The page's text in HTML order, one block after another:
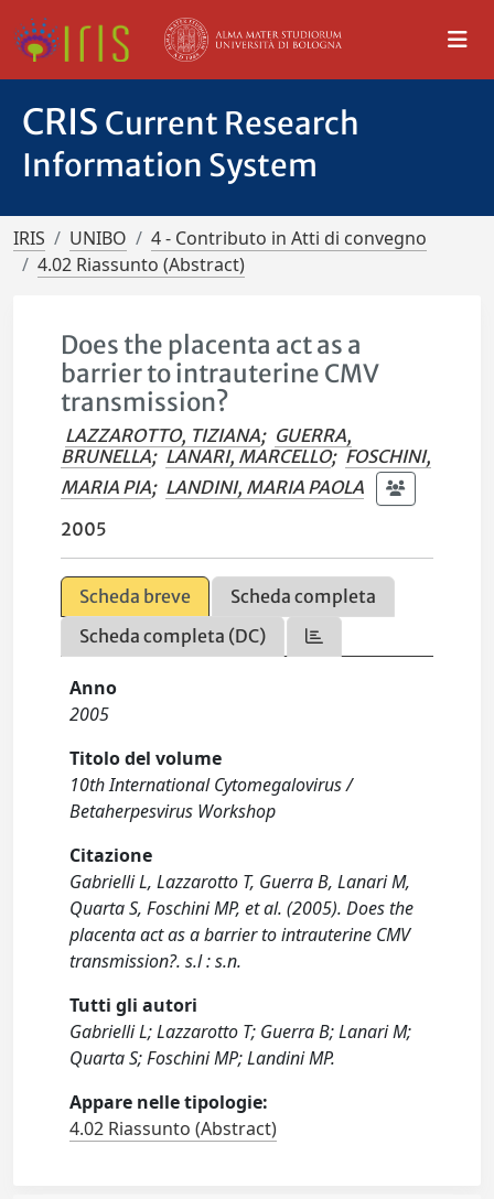
CRIS Current Research
Information System
IRIS UNIBO
4 - Contributo in Atti di convegno
4.02 Riassunto (Abstract)
Does the placenta act as a
barrier to intrauterine CMV
transmission?
LAZZAROTTO, TIZIANA; GUERRA,
BRUNELLA; LANARI, MARCELLO; FOSCHINI,
MARIA PIA; LANDINI, MARIA PAOLA
2005
Scheda breve
Scheda completa
Scheda completa (DC)
Anno
2005
Titolo del volume
10th International Cytomegalovirus /
Betaherpesvirus Workshop
Citazione
Gabrielli L, Lazzarotto T, Guerra B, Lanari M,
Quarta S, Foschini MP, et al. (2005). Does the
placenta act as a barrier to intrauterine CMV
transmission?. s.l : s.n.
Tutti gli autori
Gabrielli L; Lazzarotto T; Guerra B; Lanari M;
Quarta S; Foschini MP; Landini MP.
Appare nelle tipologie:
4.02 Riassunto (Abstract)